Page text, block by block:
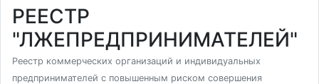
РЕЕСТР
"ЛЖЕПРЕДПРИНИМАТЕЛЕЙ"
Реестр коммерческих организаций и индивидуальных
предпринимателей с повышенным риском совершения